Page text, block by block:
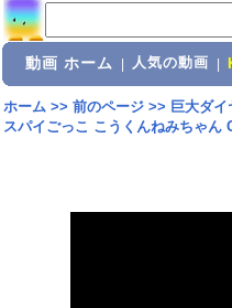
動画 ホーム 人気の動画
ホーム>> 前のページ>> 巨大ダ
スパイごっこ こうくんねみちゃ